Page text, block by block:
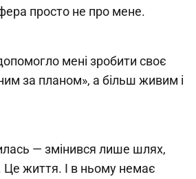
просто не про мене.
мені зробити своє
за планом», а більш живим і
— змінився лише шлях,
Це життя. І в ньому немає